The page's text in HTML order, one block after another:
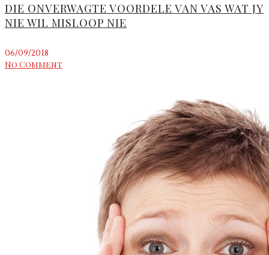
DIE ONVERWAGTE VOORDELE VAN VAS WAT JY
NIE WIL MISLOOP NIE
06/09/2018
No Comment